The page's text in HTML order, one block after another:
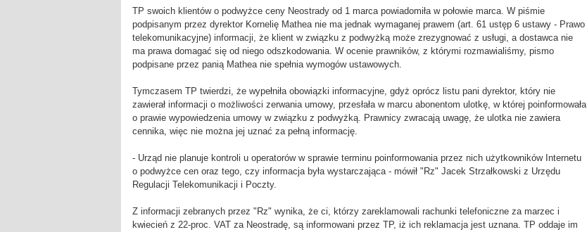
TP swoich klientów o podwyżce ceny Neostrady od 1 marca powiadomiła w połowie marca. W piśmie
podpisanym przez dyrektor Kornelię Mathea nie ma jednak wymaganej prawem (art. 61 ustęp 6 ustawy - Prawo
telekomunikacyjne) informacji, że klient w związku z podwyżką może zrezygnować z usługi, a dostawca nie
ma prawa domagać się od niego odszkodowania. W ocenie prawników, z którymi rozmawialiśmy, pismo
podpisane przez panią Mathea nie spełnia wymogów ustawowych.
Tymczasem TP twierdzi, że wypełniła obowiązki informacyjne, gdyż oprócz listu pani dyrektor, który nie
zawierał informacji o możliwości zerwania umowy, przesłała w marcu abonentom ulotkę, w której poinformowała
o prawie wypowiedzenia umowy w związku z podwyżką. Prawnicy zwracają uwagę, że ulotka nie zawiera
cennika, więc nie można jej uznać za pełną informację.
- Urząd nie planuje kontroli u operatorów w sprawie terminu poinformowania przez nich użytkowników Internetu
o podwyżce cen oraz tego, czy informacja była wystarczająca - mówił "Rz" Jacek Strzałkowski z Urzędu
Regulacji Telekomunikacji i Poczty.
Z informacji zebranych przez "Rz" wynika, że ci, którzy zareklamowali rachunki telefoniczne za marzec i
kwiecień z 22-proc. VAT za Neostradę, są informowani przez TP, iż ich reklamacja jest uznana. TP oddaje im